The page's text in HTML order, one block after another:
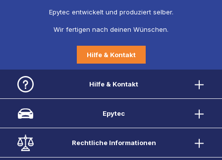
Epytec entwickelt und produziert selber.
Wir fertigen nach deinen Wünschen.
Hilfe & Kontakt
Hilfe & Kontakt
Epytec
Rechtliche Informationen